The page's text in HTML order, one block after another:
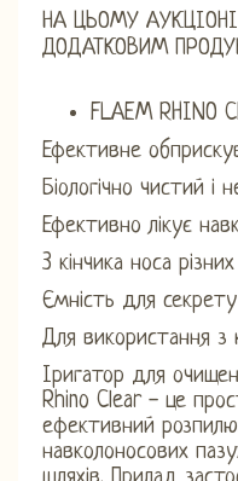
НА ЦЬОМУ
ДОДАТКОВИМ
FLAEM RHINO
Ефективне
Біологічно чистий і
Ефективно лікує
3 кінчика носа різних
Ємність для секрету
Для використання
Іригатор для
Rhino Clear - це
ефективний
навколоносових